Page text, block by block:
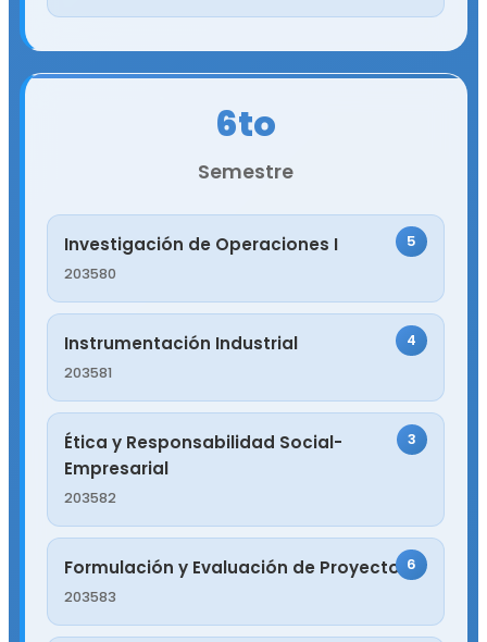
6to
Semestre
Investigación de Operaciones I
203580
5
Instrumentación Industrial
203581
4
Ética y Responsabilidad Social-
Empresarial
203582
3
Formulación y Evaluación de Proyectos
203583
6